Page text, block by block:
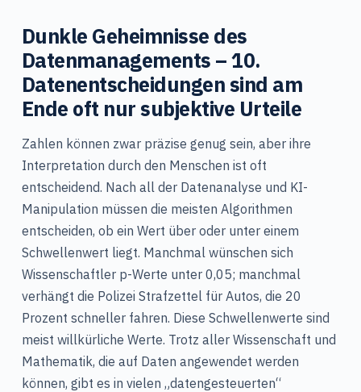
Dunkle Geheimnisse des
Datenmanagements – 10.
Datenentscheidungen sind am
Ende oft nur subjektive Urteile
Zahlen können zwar präzise genug sein, aber ihre
Interpretation durch den Menschen ist oft
entscheidend. Nach all der Datenanalyse und KI-
Manipulation müssen die meisten Algorithmen
entscheiden, ob ein Wert über oder unter einem
Schwellenwert liegt. Manchmal wünschen sich
Wissenschaftler p-Werte unter 0,05; manchmal
verhängt die Polizei Strafzettel für Autos, die 20
Prozent schneller fahren. Diese Schwellenwerte sind
meist willkürliche Werte. Trotz aller Wissenschaft und
Mathematik, die auf Daten angewendet werden
können, gibt es in vielen „datengesteuerten“